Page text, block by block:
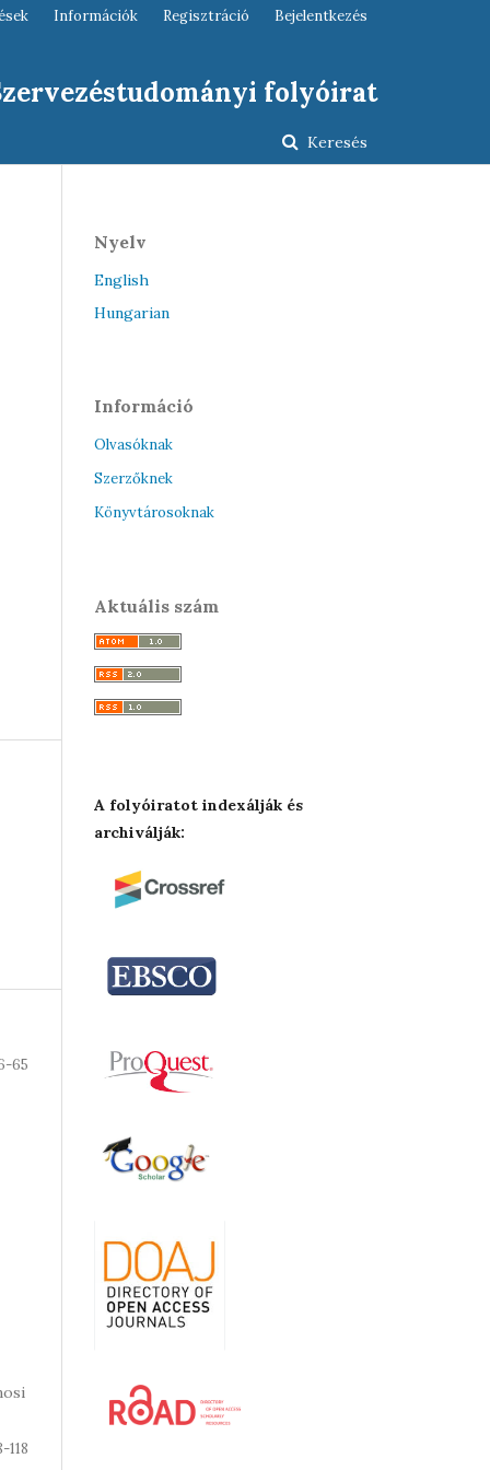
folyóirat
Keresés
Információk Regisztráció Bejelentkezés
65
118
Nyelv
English
Hungarian
Információ
Olvasóknak
Szerzőknek
Könyvtárosoknak
Aktuális szám
A folyóiratot indexálják és
archiválják: